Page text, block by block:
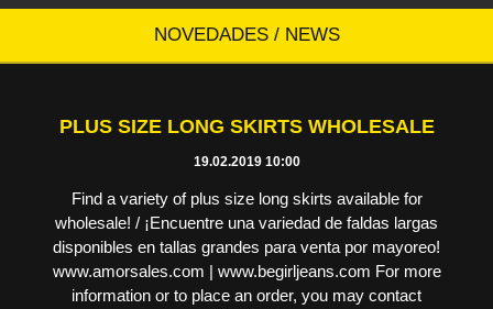
NOVEDADES / NEWS
PLUS SIZE LONG SKIRTS WHOLESALE
19.02.2019 10:00
Find a variety of plus size long skirts available for
wholesale! / ¡Encuentre una variedad de faldas largas
disponibles en tallas grandes para venta por mayoreo!
www.amorsales.com | www.begirljeans.com For more
information or to place an order, you may contact